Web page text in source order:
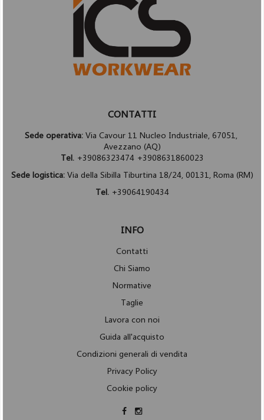
CONTATTI
Sede operativa:Via Cavour 11 Nucleo Industriale, 67051,
Avezzano (AQ)
Tel. +39086323474 +3908631860023
Sede logistica:Via della Sibilla Tiburtina 18/24, 00131, Roma (RM)
Tel. +39064190434
INFO
Contatti
Chi Siamo
Normative
Taglie
Lavora con noi
Guida all'acquisto
Condizioni generali di vendita
Privacy Policy
Cookie policy